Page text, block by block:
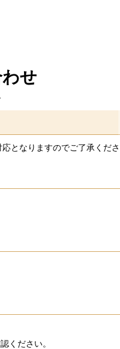
せ
となりますのでご了承くださ
ください。